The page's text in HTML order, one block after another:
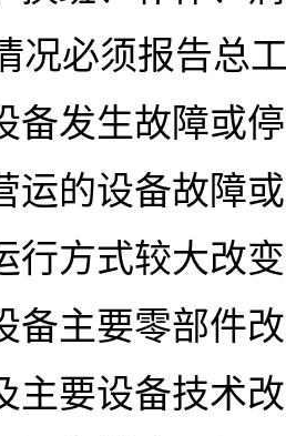
况必须报告总
备发生故障或
运的设备故障
行方式较大改
备主要零部件
主要设备技术